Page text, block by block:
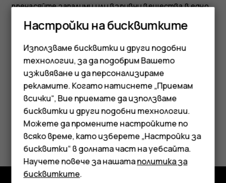
Смартфони
Мобилни телефони
Аксесоари
Таблети
пренасяйте запалими или взривни вещества в едно
аксесоарите му. Не поставяйте устройството или
въздушните възглавници.
Полезен ли беше този отговор?
Да
Настройки на бисквитките
Използваме бисквитки и други подобни
технологии, за да подобрим Вашето
изживяване и да персонализираме
рекламите. Когато натиснете „Приемам
всички“, Вие приемате да използваме
бисквитки и други подобни технологии.
Можете да промените настройките по
всяко време, като изберете „Настройки за
бисквитки“ в долната част на уебсайта.
Научете повече за нашатаполитика за
бисквитките.